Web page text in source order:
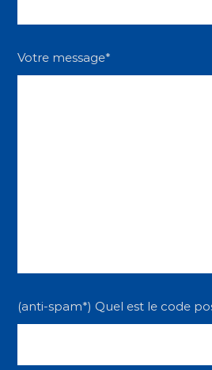
Votre message*
(anti-spam*) Quel est le code